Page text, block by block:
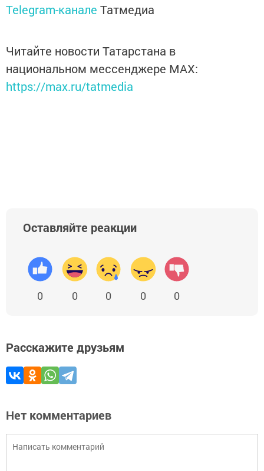
Telegram-канале Татмедиа
Читайте новости Татарстана в
национальном мессенджере MАХ:
https://max.ru/tatmedia
Оставляйте реакции
0 0 0 0 0
Расскажите друзьям
Нет комментариев